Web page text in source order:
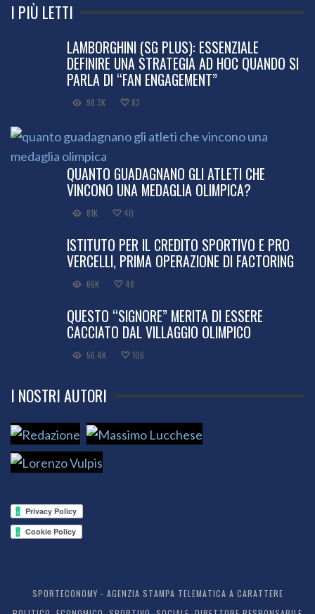
I PIÙ LETTI
LAMBORGHINI (SG PLUS): ESSENZIALE
DEFINIRE UNA STRATEGIA AD HOC QUANDO SI
PARLA DI “FAN ENGAGEMENT”
98.3K 83
QUANTO GUADAGNANO GLI ATLETI CHE
VINCONO UNA MEDAGLIA OLIMPICA?
81K 40
ISTITUTO PER IL CREDITO SPORTIVO E PRO
VERCELLI, PRIMA OPERAZIONE DI FACTORING
66K 48
QUESTO “SIGNORE” MERITA DI ESSERE
CACCIATO DAL VILLAGGIO OLIMPICO
56.4K 106
I NOSTRI AUTORI
SPORTECONOMY - AGENZIA STAMPA TELEMATICA A CARATTERE